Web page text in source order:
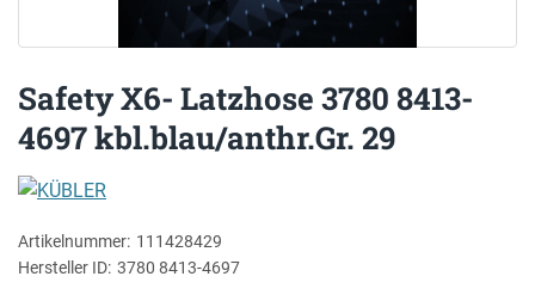
Safety X6- Latzhose 3780 8413-
4697 kbl.blau/anthr.Gr. 29
Artikelnummer: 111428429
Hersteller ID: 3780 8413-4697